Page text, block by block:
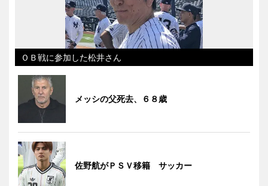
ＯＢ戦に参加した松井さん
メッシの父死去、６８歳
佐野航がＰＳＶ移籍 サッカー